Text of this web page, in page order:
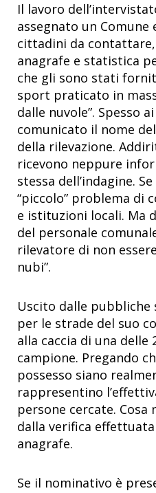
Il lavoro
assegnato un
cittadini da contattare,
anagrafe e statistica
che gli sono stati
sport praticato in
dalle nuvole”. Spesso
comunicato il nome
della rilevazione.
ricevono neppure
stessa dell’indagine.
“piccolo” problema di
e istituzioni locali. Ma
del personale
rilevatore di non
nubi”.
Uscito dalle pubbliche
per le strade del suo
alla caccia di una delle
campione. Pregando
possesso siano
rappresentino
persone cercate. Cosa
dalla verifica effettuata
anagrafe.
Se il nominativo è